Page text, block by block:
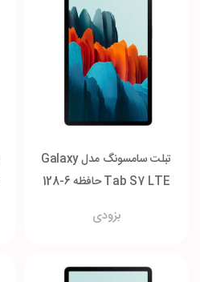
تبلت سامسونگ مدل Galaxy
Tab S7 LTE حافظه 6-128
بزودی